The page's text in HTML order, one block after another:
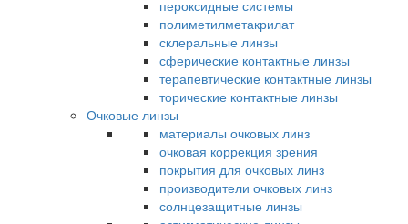
пероксидные системы
полиметилметакрилат
склеральные линзы
сферические контактные линзы
терапевтические контактные линзы
торические контактные линзы
Очковые линзы
материалы очковых линз
очковая коррекция зрения
покрытия для очковых линз
производители очковых линз
солнцезащитные линзы